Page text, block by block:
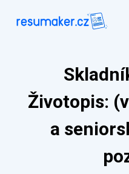
Životopis:
a